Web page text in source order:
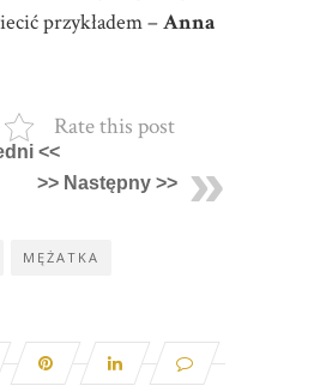
przykładem –Anna
Rate this post
<<
>> Następny >>
MĘŻATKA